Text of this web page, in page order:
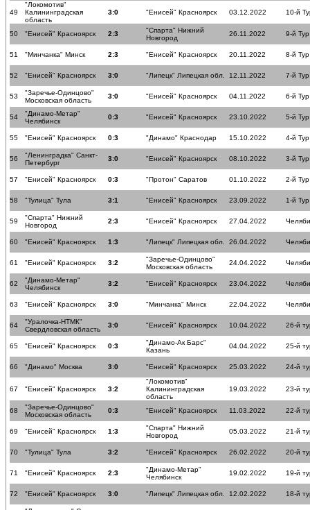
49
"Локомотив"
Калининградская
область
3:0 "Енисей" Красноярск 03.12.2022 10-й
50 "Енисей" Красноярск 2:3
"Спарта" Нижний
Новгород
26.11.2022 9-й Тур
51 "Минчанка" Минск 2:3 "Енисей" Красноярск 20.11.2022 8-й Тур
52 "Енисей" Красноярск 3:0 "Липецк" Липецкая обл. 12.11.2022 7-й Тур
53
"Заречье-Одинцово"
Московская область
3:0 "Енисей" Красноярск 04.11.2022 6-й Тур
54
"Динамо-Метар"
Челябинск
0:3 "Енисей" Красноярск 23.10.2022 5-й Тур
55 "Енисей" Красноярск 0:3 "Динамо" Краснодар 15.10.2022 4-й Тур
56
"Ленинградка" Санкт-
Петербург
3:0 "Енисей" Красноярск 08.10.2022 3-й Тур
57 "Енисей" Красноярск 0:3 "Протон" Саратов 01.10.2022 2-й Тур
58 "Тулица" Тула 3:1 "Енисей" Красноярск 23.09.2022 1-й Тур
59
"Спарта" Нижний
Новгород
2:3 "Енисей" Красноярск 27.04.2022
60 "Енисей" Красноярск 1:3 "Липецк" Липецкая обл. 26.04.2022
61 "Енисей" Красноярск 3:2
"Заречье-Одинцово"
Московская область
24.04.2022
62
"Динамо-Метар"
Челябинск
3:2 "Енисей" Красноярск 23.04.2022
63 "Енисей" Красноярск 3:0 "Минчанка" Минск 22.04.2022
64
"Уралочка-НТМК"
Свердловская область
3:0 "Енисей" Красноярск 10.04.2022 26-й
65 "Енисей" Красноярск 0:3
"Динамо-Ак Барс"
Казань
04.04.2022 25-й
66 "Динамо" Москва 3:0 "Енисей" Красноярск 25.03.2022 24-й
67 "Енисей" Красноярск 3:2
"Локомотив"
Калининградская
область
19.03.2022 23-й
68
"Заречье-Одинцово"
Московская область
0:3 "Енисей" Красноярск 11.03.2022 22-й
69 "Енисей" Красноярск 1:3
"Спарта" Нижний
Новгород
05.03.2022 21-й
70 "Тулица" Тула 3:2 "Енисей" Красноярск 26.02.2022 20-й
71 "Енисей" Красноярск 2:3
"Динамо-Метар"
Челябинск
19.02.2022 19-й
72 "Енисей" Красноярск 3:0 "Липецк" Липецкая обл. 12.02.2022 18-й